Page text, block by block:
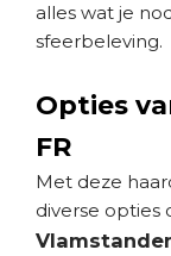
alles wat je
sfeerbeleving.
Opties
FR
Met deze
diverse opties